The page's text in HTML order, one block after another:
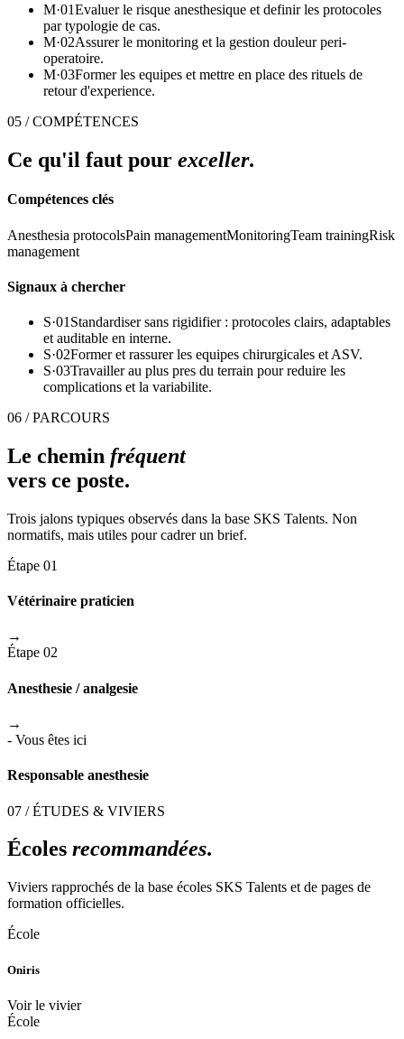
M·01Evaluer le risque anesthesique et definir les protocoles
par typologie de cas.
M·02Assurer le monitoring et la gestion douleur peri-
operatoire.
M·03Former les equipes et mettre en place des rituels de
retour d'experience.
05 / COMPÉTENCES
Ce qu'il faut pour exceller.
Compétences clés
Anesthesia protocolsPain managementMonitoringTeam trainingRisk
management
Signaux à chercher
S·01 Standardiser sans rigidifier : protocoles clairs, adaptables
et auditable en interne.
S·02Former et rassurer les equipes chirurgicales et ASV.
S·03Travailler au plus pres du terrain pour reduire les
complications et la variabilite.
06 / PARCOURS
Le chemin fréquent
vers ce poste.
Trois jalons typiques observés dans la base SKS Talents. Non
normatifs, mais utiles pour cadrer un brief.
Étape 01
Vétérinaire praticien
→
Étape 02
Anesthesie / analgesie
→
- Vous êtes ici
Responsable anesthesie
07 / ÉTUDES & VIVIERS
Écoles recommandées.
Viviers rapprochés de la base écoles SKS Talents et de pages de
formation officielles.
École
Oniris
Voir le vivier
École